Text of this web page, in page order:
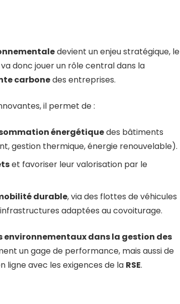
devient un enjeu stratégique, le
va donc jouer un rôle central dans la
carbonedes entreprises.
il permet de :
énergétiquedes bâtiments
gestion thermique, énergie renouvelable).
et favoriser leur valorisation par le
durable, via des flottes de véhicules
adaptées au covoiturage.
environnementaux dans la gestion des
un gage de performance, mais aussi de
ligne avec les exigences de la RSE.